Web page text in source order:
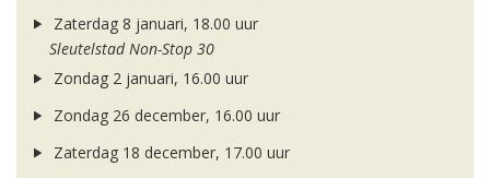
Zaterdag 8 januari, 18.00 uur
Sleutelstad Non-Stop 30
Zondag 2 januari, 16.00 uur
Zondag 26 december, 16.00 uur
Zaterdag 18 december, 17.00 uur